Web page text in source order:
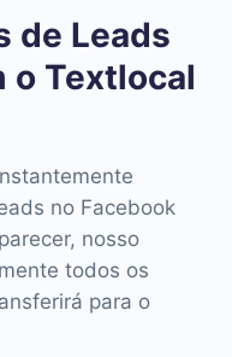
de Leads
o Textlocal
no Facebook
nosso
todos os
para o